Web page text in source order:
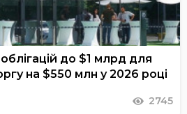
до $1 млрд для
на $550 млн у 2026 році
2745